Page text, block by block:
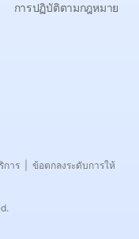
การปฏิบัติตามกฎหมาย
การ
ข้อตกลงระดับการให้